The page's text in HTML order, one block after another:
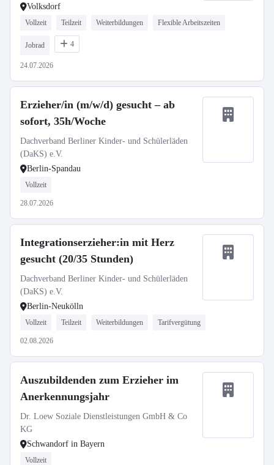
Volksdorf
Vollzeit Teilzeit Weiterbildungen Flexible Arbeitszeiten
Jobrad 4
24.07.2026
Erzieher/in (m/w/d) gesucht – ab
sofort, 35h/Woche
Dachverband Berliner Kinder- und Schülerläden
(DaKS) e.V.
Berlin-Spandau
Vollzeit
28.07.2026
Integrationserzieher:in mit Herz
gesucht (20/35 Stunden)
Dachverband Berliner Kinder- und Schülerläden
(DaKS) e.V.
Berlin-Neukölln
Vollzeit Teilzeit Weiterbildungen Tarifvergütung
02.08.2026
Auszubildenden zum Erzieher im
Anerkennungsjahr
Dr. Loew Soziale Dienstleistungen GmbH & Co
KG
Schwandorf in Bayern
Vollzeit